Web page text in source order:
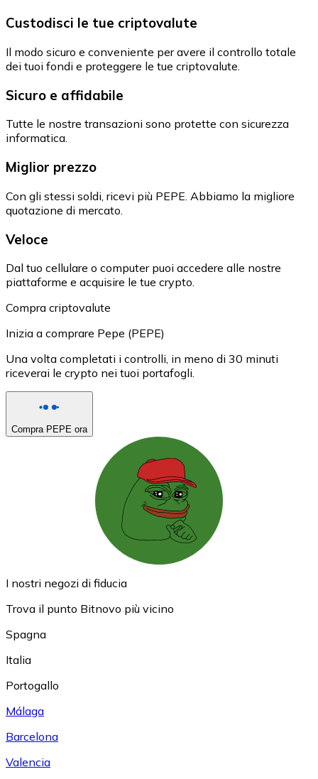
Custodisci le tue criptovalute
Il modo sicuro e conveniente per avere il controllo totale
dei tuoi fondi e proteggere le tue criptovalute.
Sicuro e affidabile
Tutte le nostre transazioni sono protette con sicurezza
informatica.
Miglior prezzo
Con gli stessi soldi, ricevi più PEPE. Abbiamo la migliore
quotazione di mercato.
Veloce
Dal tuo cellulare o computer puoi accedere alle nostre
piattaforme e acquisire le tue crypto.
Compra criptovalute
Inizia a comprare Pepe (PEPE)
Una volta completati i controlli, in meno di 30 minuti
riceverai le crypto nei tuoi portafogli.
Compra PEPE ora
I nostri negozi di fiducia
Trova il punto Bitnovo più vicino
Spagna
Italia
Portogallo
Málaga
Barcelona
Valencia